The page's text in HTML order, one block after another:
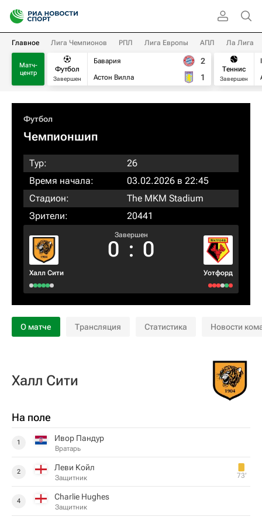
Главное Лига Чемпионов РПЛ Лига Европы АПЛ Ла Лига
Матч-
центр
Футбол
Завершен
Бавария
Астон Вилла
2
1
Теннис
Завершен
Футбол
Чемпионшип
Тур:
26
Время начала:
03.02.2026 в 22:45
Стадион:
The MKM Stadium
Зрители:
20441
Халл Сити
Завершен
0 : 0
Уотфорд
О матче Трансляция Статистика Новости
Халл Сити
На поле
1 Ивор Пандур
Вратарь
2 Леви Койл
Защитник 73‎’‎
4 Charlie Hughes
Защитник